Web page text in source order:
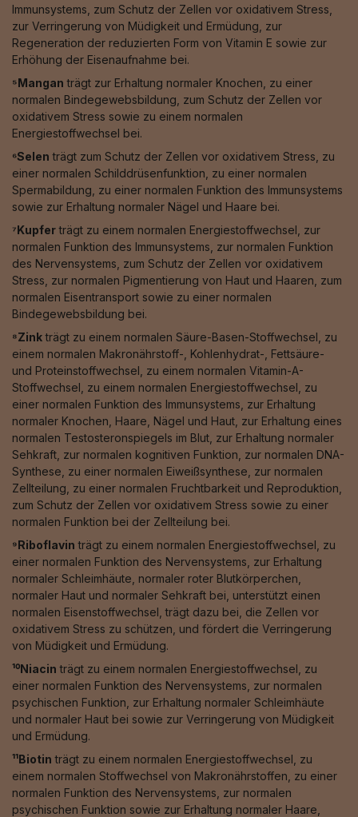
Immunsystems, zum Schutz der Zellen vor oxidativem Stress,
zur Verringerung von Müdigkeit und Ermüdung, zur
Regeneration der reduzierten Form von Vitamin E sowie zur
Erhöhung der Eisenaufnahme bei.
⁵Mangan trägt zur Erhaltung normaler Knochen, zu einer
normalen Bindegewebsbildung, zum Schutz der Zellen vor
oxidativem Stress sowie zu einem normalen
Energiestoffwechsel bei.
⁶Selen trägt zum Schutz der Zellen vor oxidativem Stress, zu
einer normalen Schilddrüsenfunktion, zu einer normalen
Spermabildung, zu einer normalen Funktion des Immunsystems
sowie zur Erhaltung normaler Nägel und Haare bei.
⁷Kupferträgt zu einem normalen Energiestoffwechsel, zur
normalen Funktion des Immunsystems, zur normalen Funktion
des Nervensystems, zum Schutz der Zellen vor oxidativem
Stress, zur normalen Pigmentierung von Haut und Haaren, zum
normalen Eisentransport sowie zu einer normalen
Bindegewebsbildung bei.
⁸Zinkträgt zu einem normalen Säure-Basen-Stoffwechsel, zu
einem normalen Makronährstoff-, Kohlenhydrat-, Fettsäure-
und Proteinstoffwechsel, zu einem normalen Vitamin-A-
Stoffwechsel, zu einem normalen Energiestoffwechsel, zu
einer normalen Funktion des Immunsystems, zur Erhaltung
normaler Knochen, Haare, Nägel und Haut, zur Erhaltung eines
normalen Testosteronspiegels im Blut, zur Erhaltung normaler
Sehkraft, zur normalen kognitiven Funktion, zur normalen DNA-
Synthese, zu einer normalen Eiweißsynthese, zur normalen
Zellteilung, zu einer normalen Fruchtbarkeit und Reproduktion,
zum Schutz der Zellen vor oxidativem Stress sowie zu einer
normalen Funktion bei der Zellteilung bei.
⁹Riboflavin trägt zu einem normalen Energiestoffwechsel, zu
einer normalen Funktion des Nervensystems, zur Erhaltung
normaler Schleimhäute, normaler roter Blutkörperchen,
normaler Haut und normaler Sehkraft bei, unterstützt einen
normalen Eisenstoffwechsel, trägt dazu bei, die Zellen vor
oxidativem Stress zu schützen, und fördert die Verringerung
von Müdigkeit und Ermüdung.
¹⁰Niacin trägt zu einem normalen Energiestoffwechsel, zu
einer normalen Funktion des Nervensystems, zur normalen
psychischen Funktion, zur Erhaltung normaler Schleimhäute
und normaler Haut bei sowie zur Verringerung von Müdigkeit
und Ermüdung.
¹¹Biotin trägt zu einem normalen Energiestoffwechsel, zu
einem normalen Stoffwechsel von Makronährstoffen, zu einer
normalen Funktion des Nervensystems, zur normalen
psychischen Funktion sowie zur Erhaltung normaler Haare,